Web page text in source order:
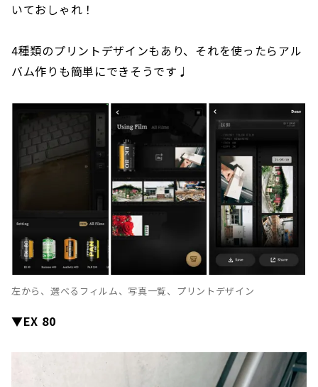
いておしゃれ！
4種類のプリントデザインもあり、それを使ったらアル
バム作りも簡単にできそうです♩
左から、選べるフィルム、写真一覧、プリントデザイン
▼EX 80